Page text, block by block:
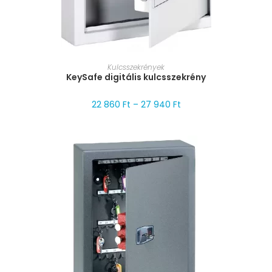
MÉRET VÁLASZTÁSA
Kulcsszekrények
KeySafe digitális kulcsszekrény
22 860 Ft – 27 940 Ft